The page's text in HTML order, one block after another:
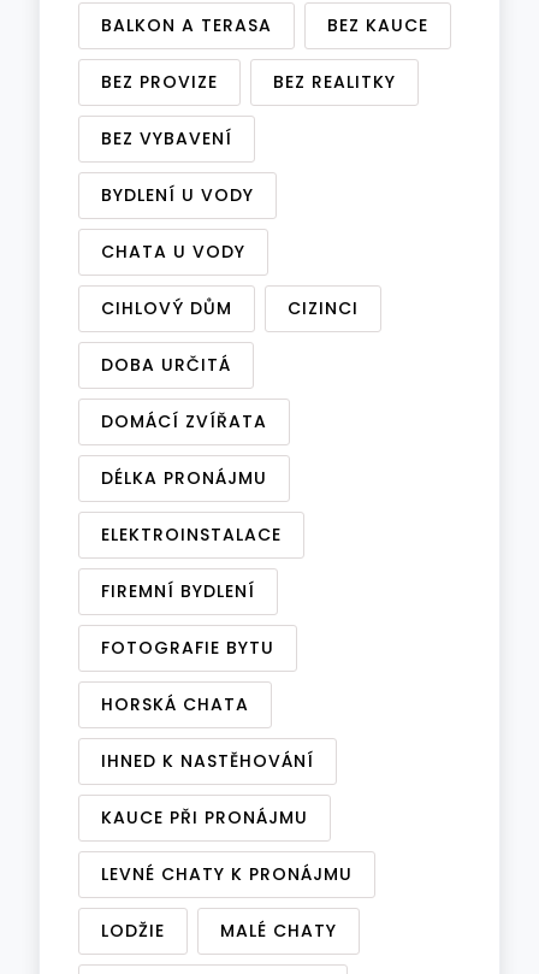
BALKON A TERASA BEZ KAUCE
BEZ PROVIZE BEZ REALITKY
BEZ VYBAVENÍ
BYDLENÍ U VODY
CHATA U VODY
CIHLOVÝ DŮM CIZINCI
DOBA URČITÁ
DOMÁCÍ ZVÍŘATA
DÉLKA PRONÁJMU
ELEKTROINSTALACE
FIREMNÍ BYDLENÍ
FOTOGRAFIE BYTU
HORSKÁ CHATA
IHNED K NASTĚHOVÁNÍ
KAUCE PŘI PRONÁJMU
LEVNÉ CHATY K PRONÁJMU
LODŽIE MALÉ CHATY